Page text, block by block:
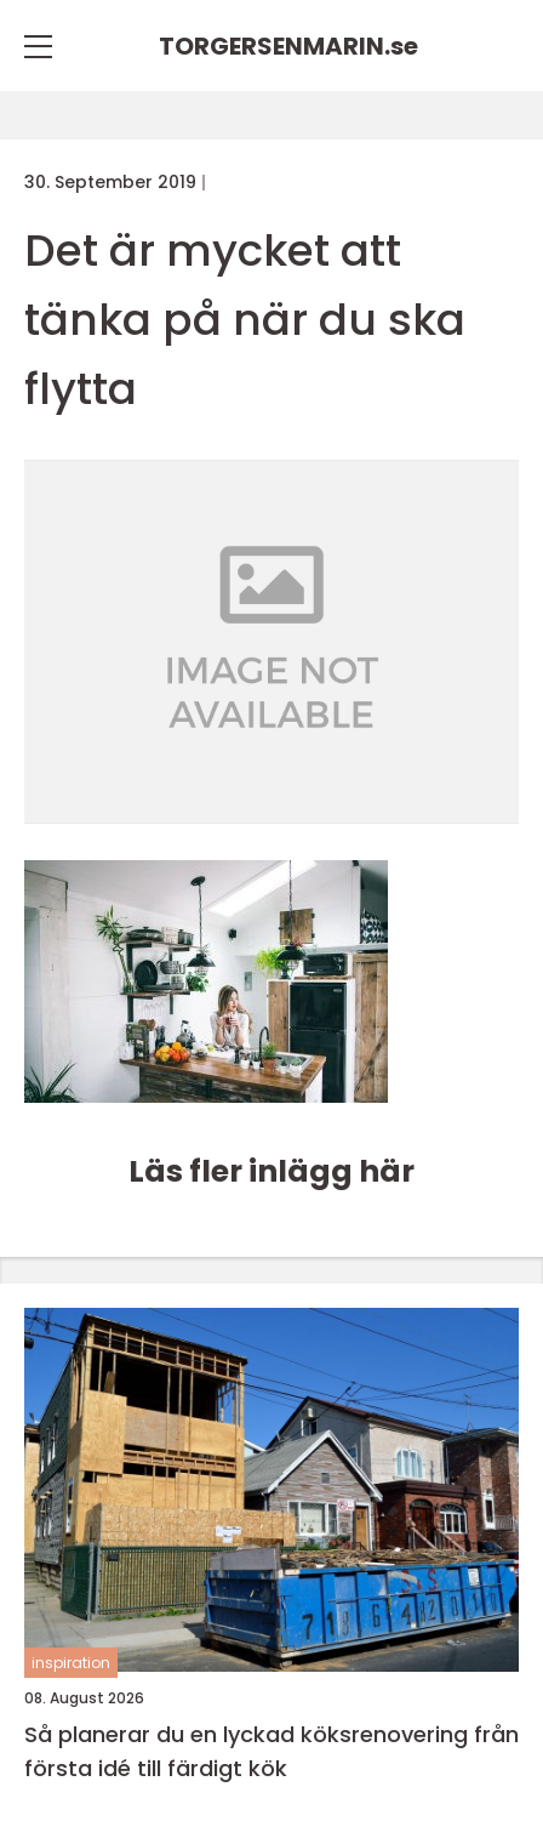
TORGERSENMARIN.se
30. September 2019
Det är mycket att
tänka på när du ska
flytta
Läs fler inlägg här
inspiration
08. August 2026
Så planerar du en lyckad köksrenovering från
första idé till färdigt kök